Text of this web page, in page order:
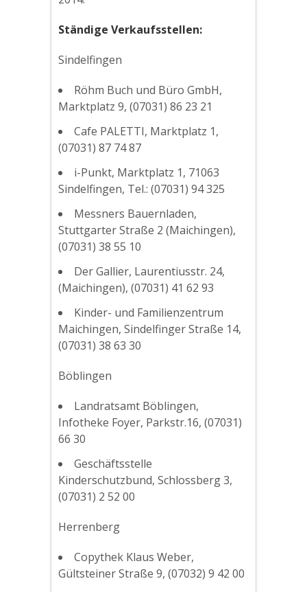
Ständige Verkaufsstellen:
Sindelfingen
Röhm Buch und Büro GmbH,
Marktplatz 9, (07031) 86 23 21
Cafe PALETTI, Marktplatz 1,
(07031) 87 74 87
i-Punkt, Marktplatz 1, 71063
Sindelfingen, Tel.: (07031) 94 325
Messners Bauernladen,
Stuttgarter Straße 2 (Maichingen),
(07031) 38 55 10
Der Gallier, Laurentiusstr. 24,
(Maichingen), (07031) 41 62 93
Kinder- und Familienzentrum
Maichingen, Sindelfinger Straße 14,
(07031) 38 63 30
Böblingen
Landratsamt Böblingen,
Infotheke Foyer, Parkstr.16, (07031)
66 30
Geschäftsstelle
Kinderschutzbund, Schlossberg 3,
(07031) 2 52 00
Herrenberg
Copythek Klaus Weber,
Gültsteiner Straße 9, (07032) 9 42 00